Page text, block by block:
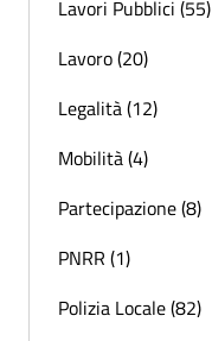
Lavori Pubblici (55)
Lavoro (20)
Legalità (12)
Mobilità (4)
Partecipazione (8)
PNRR (1)
Polizia Locale (82)